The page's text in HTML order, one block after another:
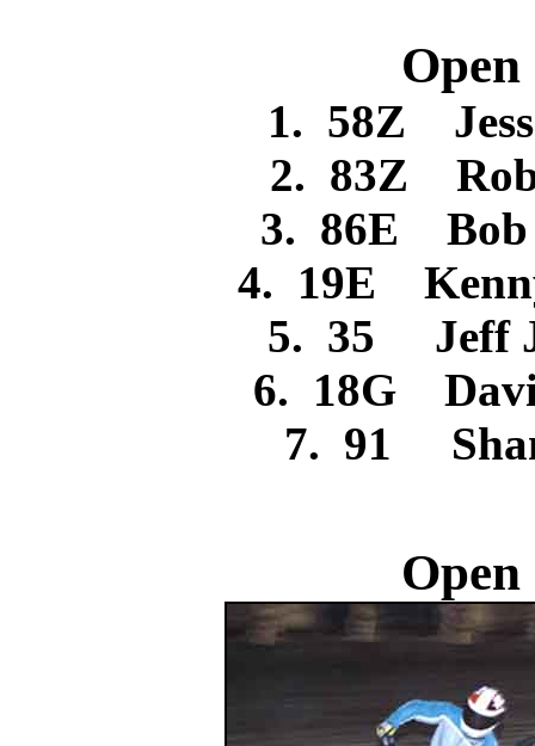
Open
1. 58Z
2. 83Z
3. 86E
4. 19E
5. 35 Jeff
6. 18G
7. 91
Open